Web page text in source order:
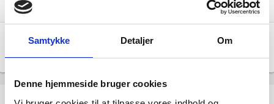
Samtykke Detaljer Om
Denne hjemmeside bruger cookies
file_download Hent årsrapporter som PDF
Årsrapporten 2025-12
Regnskaber